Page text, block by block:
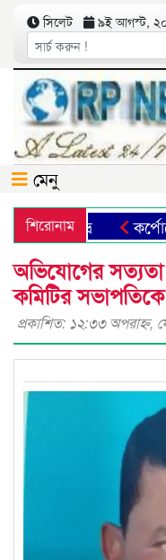
সিলেট ৯ই আগস্ট,
মেনু
শিরোনাম
অভিযোগের সত্যতা
কমিটির
প্রকাশিত: ১২:৩৩ অপরাহ্ণ,